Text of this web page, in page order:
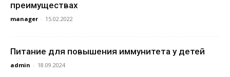
преимуществах
manager - 15.02.2022
Питание для повышения иммунитета у детей
admin - 18.09.2024